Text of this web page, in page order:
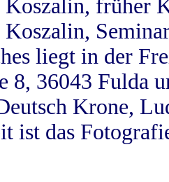
Koszalin, früher
liegt in der
8, 36043 Fulda
Krone,
ist das